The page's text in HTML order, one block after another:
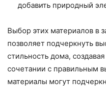
добавить природный
Выбор этих материалов в
позволяет подчеркнуть
стильность дома,
сочетании с правильным
материалы могут